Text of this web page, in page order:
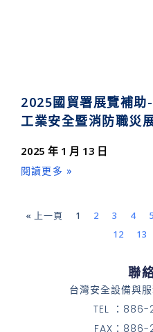
2025國貿署展覽補
工業安全暨消防職災
2025 年 1 月 13 日
閱讀更多 »
« 上一頁 1 2 3 4 5
12
13
聯
台灣安全設備與
TEL ：
FAX：